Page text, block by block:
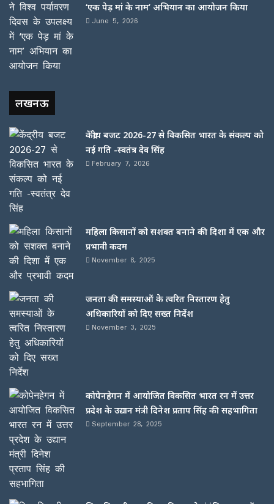
‘एक पेड़ मां के नाम’ अभियान का आयोजन किया
June 5, 2026
लखनऊ
केंद्रीय बजट 2026-27 से विकसित भारत के संकल्प को
नई गति -स्वतंत्र देव सिंह
February 7, 2026
महिला किसानों को सशक्त बनाने की दिशा में एक और
प्रभावी कदम
November 8, 2025
जनता की समस्याओं के त्वरित निस्तारण हेतु
अधिकारियों को दिए सख्त निर्देश
November 3, 2025
कोपेनहेगन में आयोजित विकसित भारत रन में उत्तर
प्रदेश के उद्यान मंत्री दिनेश प्रताप सिंह की सहभागिता
September 28, 2025